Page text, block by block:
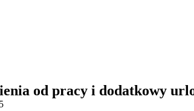
od pracy i dodatkowy